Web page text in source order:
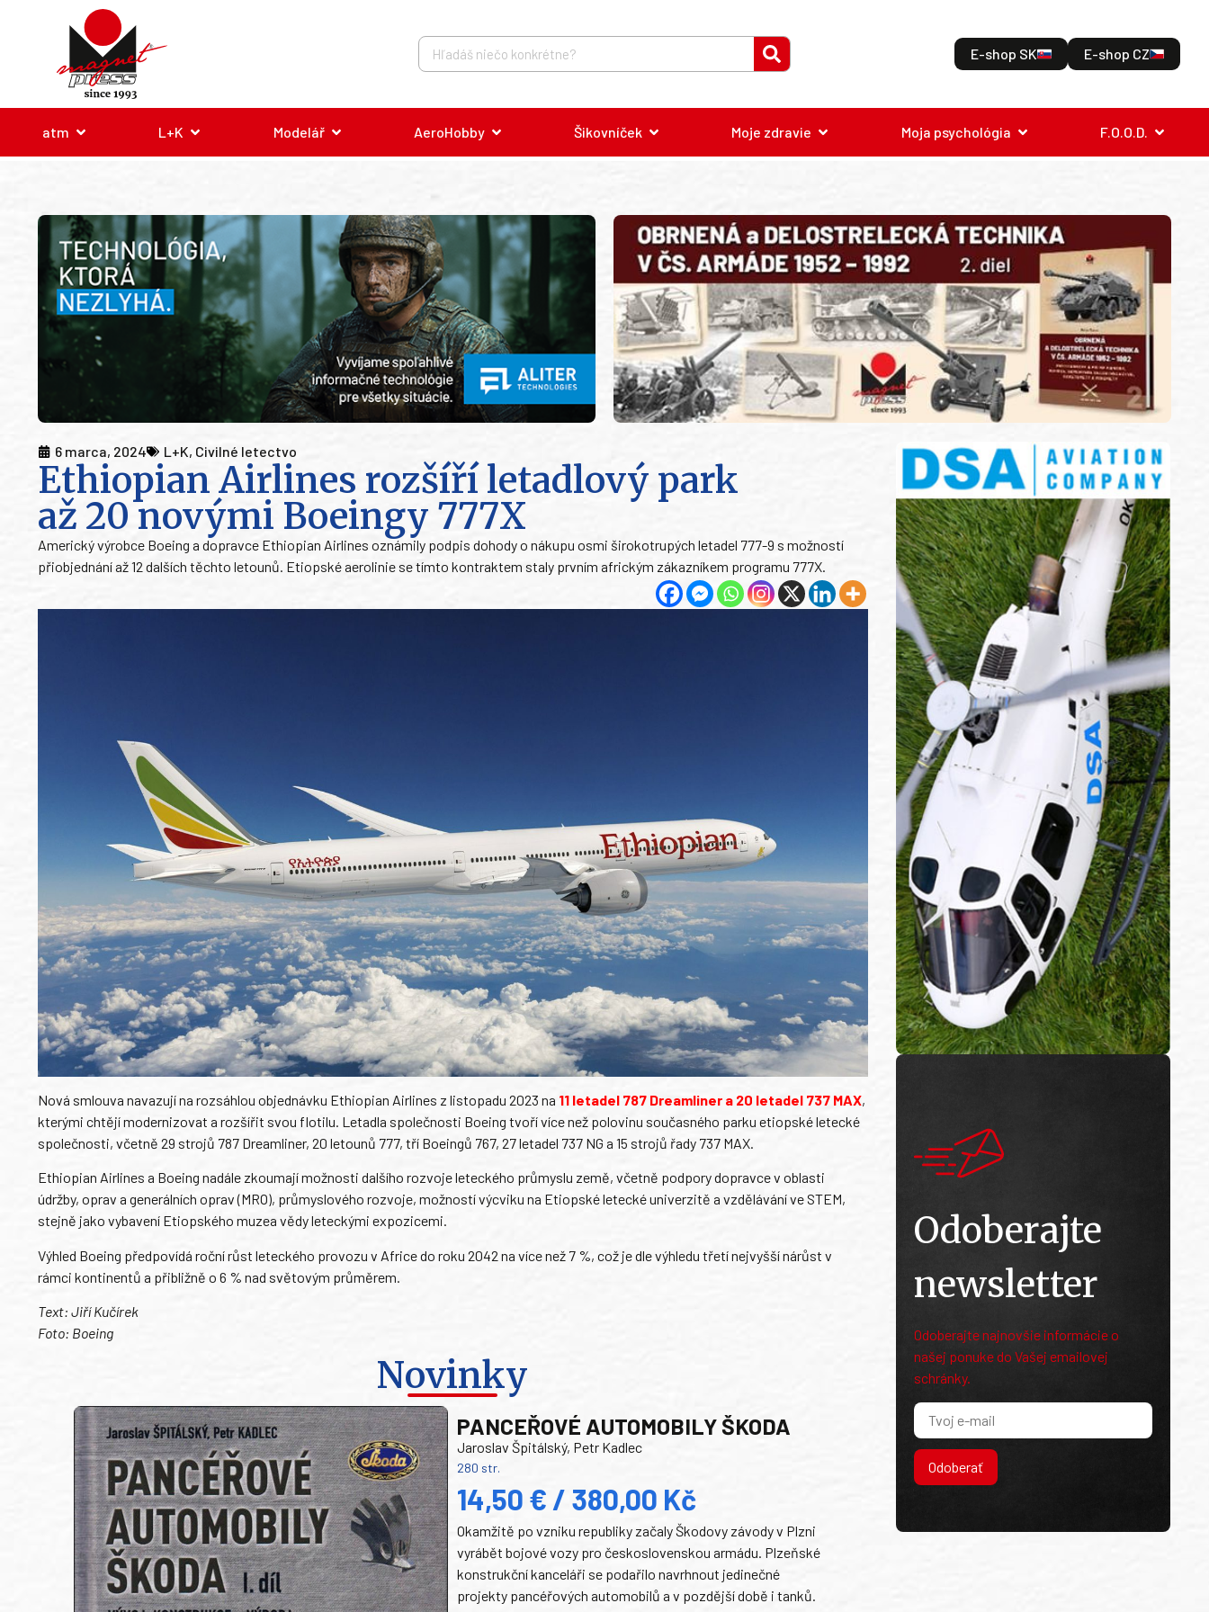
E-shop SK E-shop CZ
atm L+K Modelář AeroHobby Šikovníček Moje zdravie Moja psychológia F.O.O.D.
6 marca, 2024 L+K, Civilné letectvo
Ethiopian Airlines rozšíří letadlový park
až 20 novými Boeingy 777X
Americký výrobce Boeing a dopravce Ethiopian Airlines oznámily podpis dohody o nákupu osmi širokotrupých letadel 777-9 s možností
přiobjednání až 12 dalších těchto letounů. Etiopské aerolinie se tímto kontraktem staly prvním africkým zákazníkem programu 777X.
Nová smlouva navazují na rozsáhlou objednávku Ethiopian Airlines z listopadu 2023 na 11 letadel 787 Dreamliner a 20 letadel 737 MAX,
kterými chtějí modernizovat a rozšířit svou flotilu. Letadla společnosti Boeing tvoří více než polovinu současného parku etiopské letecké
společnosti, včetně 29 strojů 787 Dreamliner, 20 letounů 777, tří Boeingů 767, 27 letadel 737 NG a 15 strojů řady 737 MAX.
Ethiopian Airlines a Boeing nadále zkoumají možnosti dalšího rozvoje leteckého průmyslu země, včetně podpory dopravce v oblasti
údržby, oprav a generálních oprav (MRO), průmyslového rozvoje, možností výcviku na Etiopské letecké univerzitě a vzdělávání ve STEM,
stejně jako vybavení Etiopského muzea vědy leteckými expozicemi.
Výhled Boeing předpovídá roční růst leteckého provozu v Africe do roku 2042 na více než 7 %, což je dle výhledu třetí nejvyšší nárůst v
rámci kontinentů a přibližně o 6 % nad světovým průměrem.
Text: Jiří Kučírek
Foto: Boeing
Novinky
PANCEŘOVÉ AUTOMOBILY ŠKODA
Jaroslav Špitálský, Petr Kadlec
280 str.
14,50 € / 380,00 Kč
Okamžitě po vzniku republiky začaly Škodovy závody v Plzni
vyrábět bojové vozy pro československou armádu. Plzeňské
konstrukční kanceláři se podařilo navrhnout jedinečné
projekty pancéřových automobilů a v pozdější době i tanků.
Odoberajte
newsletter
Odoberajte najnovšie informácie o
našej ponuke do Vašej emailovej
schránky.
Odoberať